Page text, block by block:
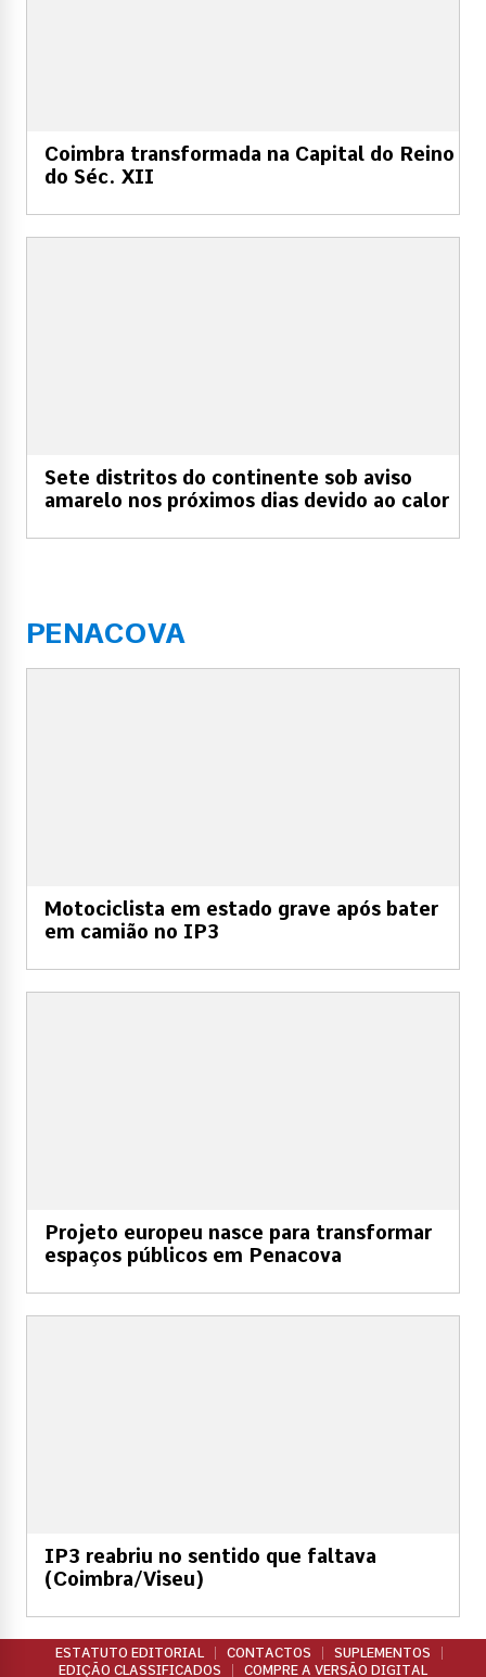
Coimbra transformada na Capital do Reino
do Séc. XII
Sete distritos do continente sob aviso
amarelo nos próximos dias devido ao calor
PENACOVA
Motociclista em estado grave após bater
em camião no IP3
Projeto europeu nasce para transformar
espaços públicos em Penacova
IP3 reabriu no sentido que faltava
(Coimbra/Viseu)
ESTATUTO EDITORIAL CONTACTOS
SUPLEMENTOS
EDIÇÃO CLASSIFICADOS
COMPRE A VERSÃO DIGITAL